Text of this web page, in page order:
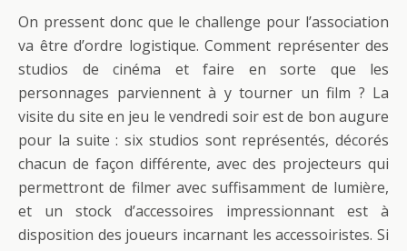
On pressent donc que le challenge pour l’association
va être d’ordre logistique. Comment représenter des
studios de cinéma et faire en sorte que les
personnages parviennent à y tourner un film ? La
visite du site en jeu le vendredi soir est de bon augure
pour la suite : six studios sont représentés, décorés
chacun de façon différente, avec des projecteurs qui
permettront de filmer avec suffisamment de lumière,
et un stock d’accessoires impressionnant est à
disposition des joueurs incarnant les accessoiristes. Si